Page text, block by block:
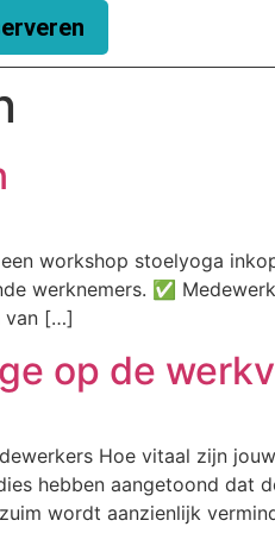
workshop stoelyoga
werknemers. ✅
van […]
op de
Hoe vitaal zijn
hebben aangetoond dat
wordt aanzienlijk